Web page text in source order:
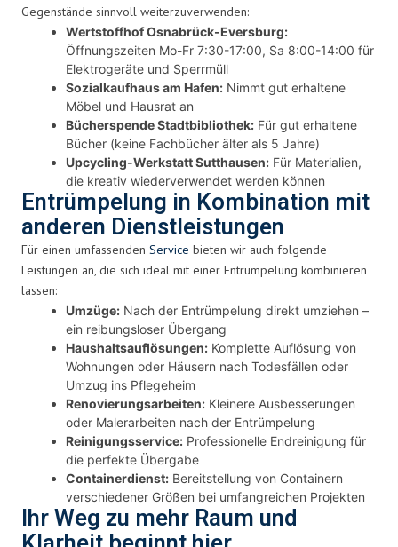
Gegenstände sinnvoll weiterzuverwenden:
Wertstoffhof Osnabrück-Eversburg:
Öffnungszeiten Mo-Fr 7:30-17:00, Sa 8:00-14:00 für
Elektrogeräte und Sperrmüll
Sozialkaufhaus am Hafen: Nimmt gut erhaltene
Möbel und Hausrat an
Bücherspende Stadtbibliothek: Für gut erhaltene
Bücher (keine Fachbücher älter als 5 Jahre)
Upcycling-Werkstatt Sutthausen: Für Materialien,
die kreativ wiederverwendet werden können
Entrümpelung in Kombination mit
anderen Dienstleistungen
Für einen umfassenden Service bieten wir auch folgende
Leistungen an, die sich ideal mit einer Entrümpelung kombinieren
lassen:
Umzüge: Nach der Entrümpelung direkt umziehen –
ein reibungsloser Übergang
Haushaltsauflösungen: Komplette Auflösung von
Wohnungen oder Häusern nach Todesfällen oder
Umzug ins Pflegeheim
Renovierungsarbeiten: Kleinere Ausbesserungen
oder Malerarbeiten nach der Entrümpelung
Reinigungsservice: Professionelle Endreinigung für
die perfekte Übergabe
Containerdienst: Bereitstellung von Containern
verschiedener Größen bei umfangreichen Projekten
Ihr Weg zu mehr Raum und